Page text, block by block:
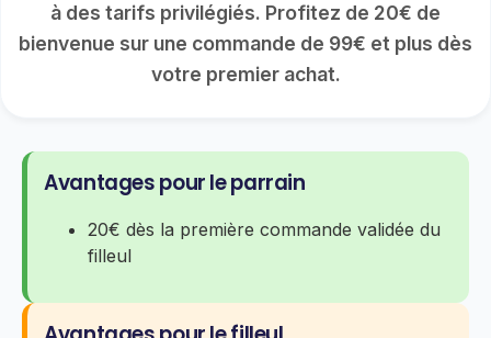
à des tarifs privilégiés. Profitez de 20€ de
bienvenue sur une commande de 99€ et plus dès
votre premier achat.
Avantages pour le parrain
20€ dès la première commande validée du
filleul